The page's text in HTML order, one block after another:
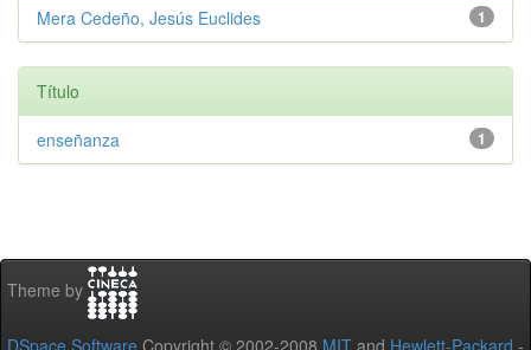
1
Mera Cedeño, Jesús Euclides
Título
1
enseñanza
Theme by
DSpace Software Copyright © 2002-2008 MIT and Hewlett-Packard -